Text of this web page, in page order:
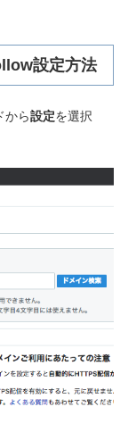
設定方法
から設定を選択